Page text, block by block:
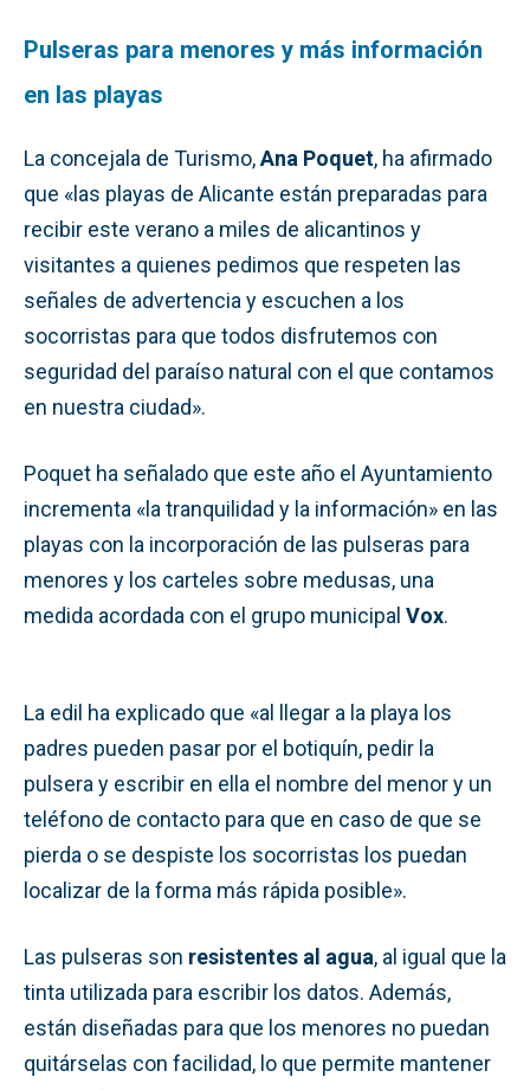
Pulseras para menores y más información
en las playas
La concejala de Turismo,Ana Poquet, ha afirmado
que «las playas de Alicante están preparadas para
recibir este verano a miles de alicantinos y
visitantes a quienes pedimos que respeten las
señales de advertencia y escuchen a los
socorristas para que todos disfrutemos con
seguridad del paraíso natural con el que contamos
en nuestra ciudad».
Poquet ha señalado que este año el Ayuntamiento
incrementa «la tranquilidad y la información» en las
playas con la incorporación de las pulseras para
menores y los carteles sobre medusas, una
medida acordada con el grupo municipal Vox.
La edil ha explicado que «al llegar a la playa los
padres pueden pasar por el botiquín, pedir la
pulsera y escribir en ella el nombre del menor y un
teléfono de contacto para que en caso de que se
pierda o se despiste los socorristas los puedan
localizar de la forma más rápida posible».
Las pulseras son resistentes al agua, al igual que la
tinta utilizada para escribir los datos. Además,
están diseñadas para que los menores no puedan
quitárselas con facilidad, lo que permite mantener